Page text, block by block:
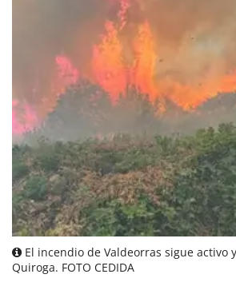
El incendio de Valdeorras sigue activo
Quiroga. FOTO CEDIDA